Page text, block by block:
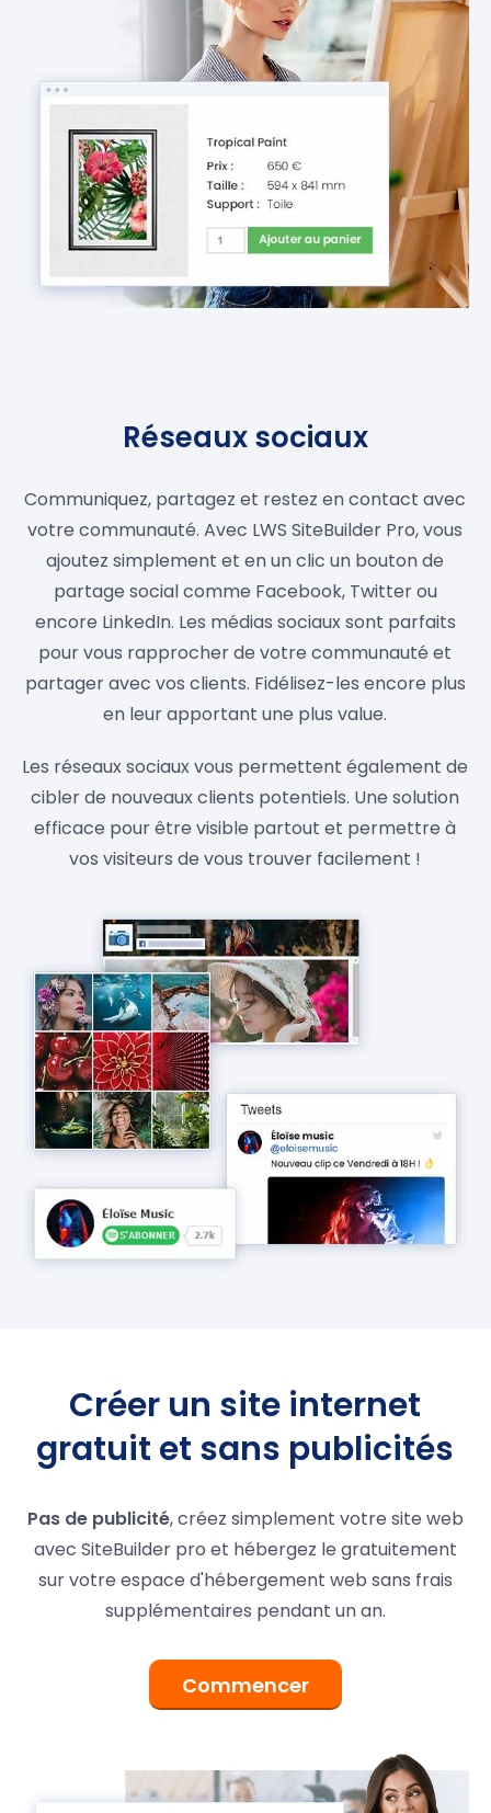
Réseaux sociaux
Communiquez, partagez et restez en contact avec
votre communauté. Avec LWS SiteBuilder Pro, vous
ajoutez simplement et en un clic un bouton de
partage social comme Facebook, Twitter ou
encore LinkedIn. Les médias sociaux sont parfaits
pour vous rapprocher de votre communauté et
partager avec vos clients. Fidélisez-les encore plus
en leur apportant une plus value.
Les réseaux sociaux vous permettent également de
cibler de nouveaux clients potentiels. Une solution
efficace pour être visible partout et permettre à
vos visiteurs de vous trouver facilement !
Créer un site internet
gratuit et sans publicités
Pas de publicité, créez simplement votre site web
avec SiteBuilder pro et hébergez le gratuitement
sur votre espace d'hébergement web sans frais
supplémentaires pendant un an.
Commencer